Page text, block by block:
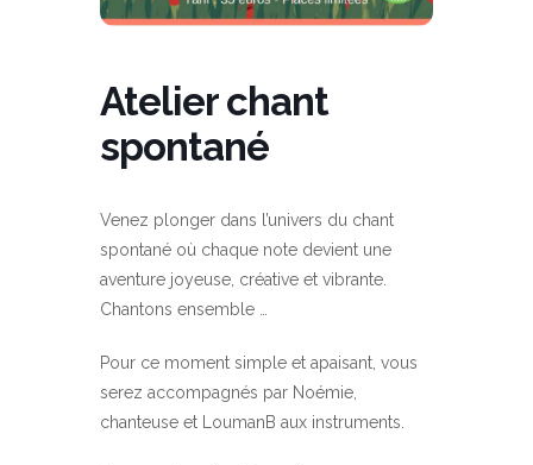
Atelier chant
spontané
Venez plonger dans l’univers du chant
spontané où chaque note devient une
aventure joyeuse, créative et vibrante.
Chantons ensemble …
Pour ce moment simple et apaisant, vous
serez accompagnés par Noémie,
chanteuse et LoumanB aux instruments.